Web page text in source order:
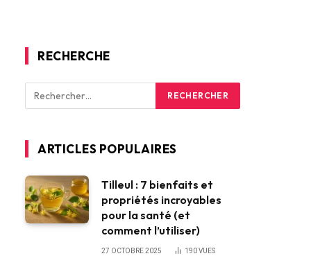
RECHERCHE
ARTICLES POPULAIRES
Tilleul : 7 bienfaits et
propriétés incroyables
pour la santé (et
comment l’utiliser)
27 OCTOBRE 2025 190VUES